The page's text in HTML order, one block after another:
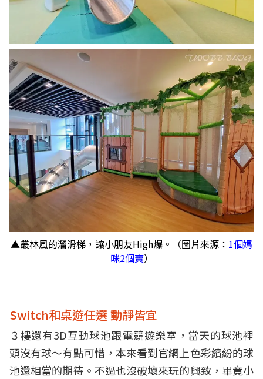
▲叢林風的溜滑梯，讓小朋友High爆。（圖片來源： 1個媽
咪2個寶）
Switch和桌遊任選 動靜皆宜
３樓還有3D互動球池跟電競遊樂室，當天的球池裡
頭沒有球～有點可惜，本來看到官網上色彩繽紛的球
池還相當的期待。不過也沒破壞來玩的興致，畢竟小